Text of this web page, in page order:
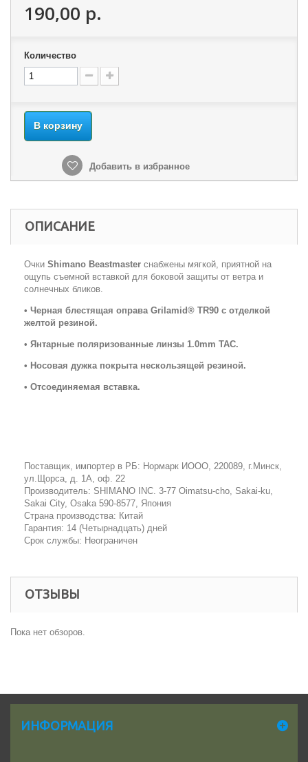
190,00 р.
Количество
В корзину
Добавить в избранное
ОПИСАНИЕ
Очки Shimano Beastmaster снабжены мягкой, приятной на
ощупь съемной вставкой для боковой защиты от ветра и
солнечных бликов.
• Черная блестящая оправа Grilamid® TR90 с отделкой
желтой резиной.
• Янтарные поляризованные линзы 1.0mm ТАС.
• Носовая дужка покрыта нескользящей резиной.
• Отсоединяемая вставка.
Поставщик, импортер в РБ: Нормарк ИООО, 220089, г.Минск,
ул.Щорса, д. 1А, оф. 22
Производитель: SHIMANO INC. 3-77 Oimatsu-cho, Sakai-ku,
Sakai City, Osaka 590-8577, Япония
Страна производства: Китай
Гарантия: 14 (Четырнадцать) дней
Срок службы: Неограничен
ОТЗЫВЫ
Пока нет обзоров.
ИНФОРМАЦИЯ